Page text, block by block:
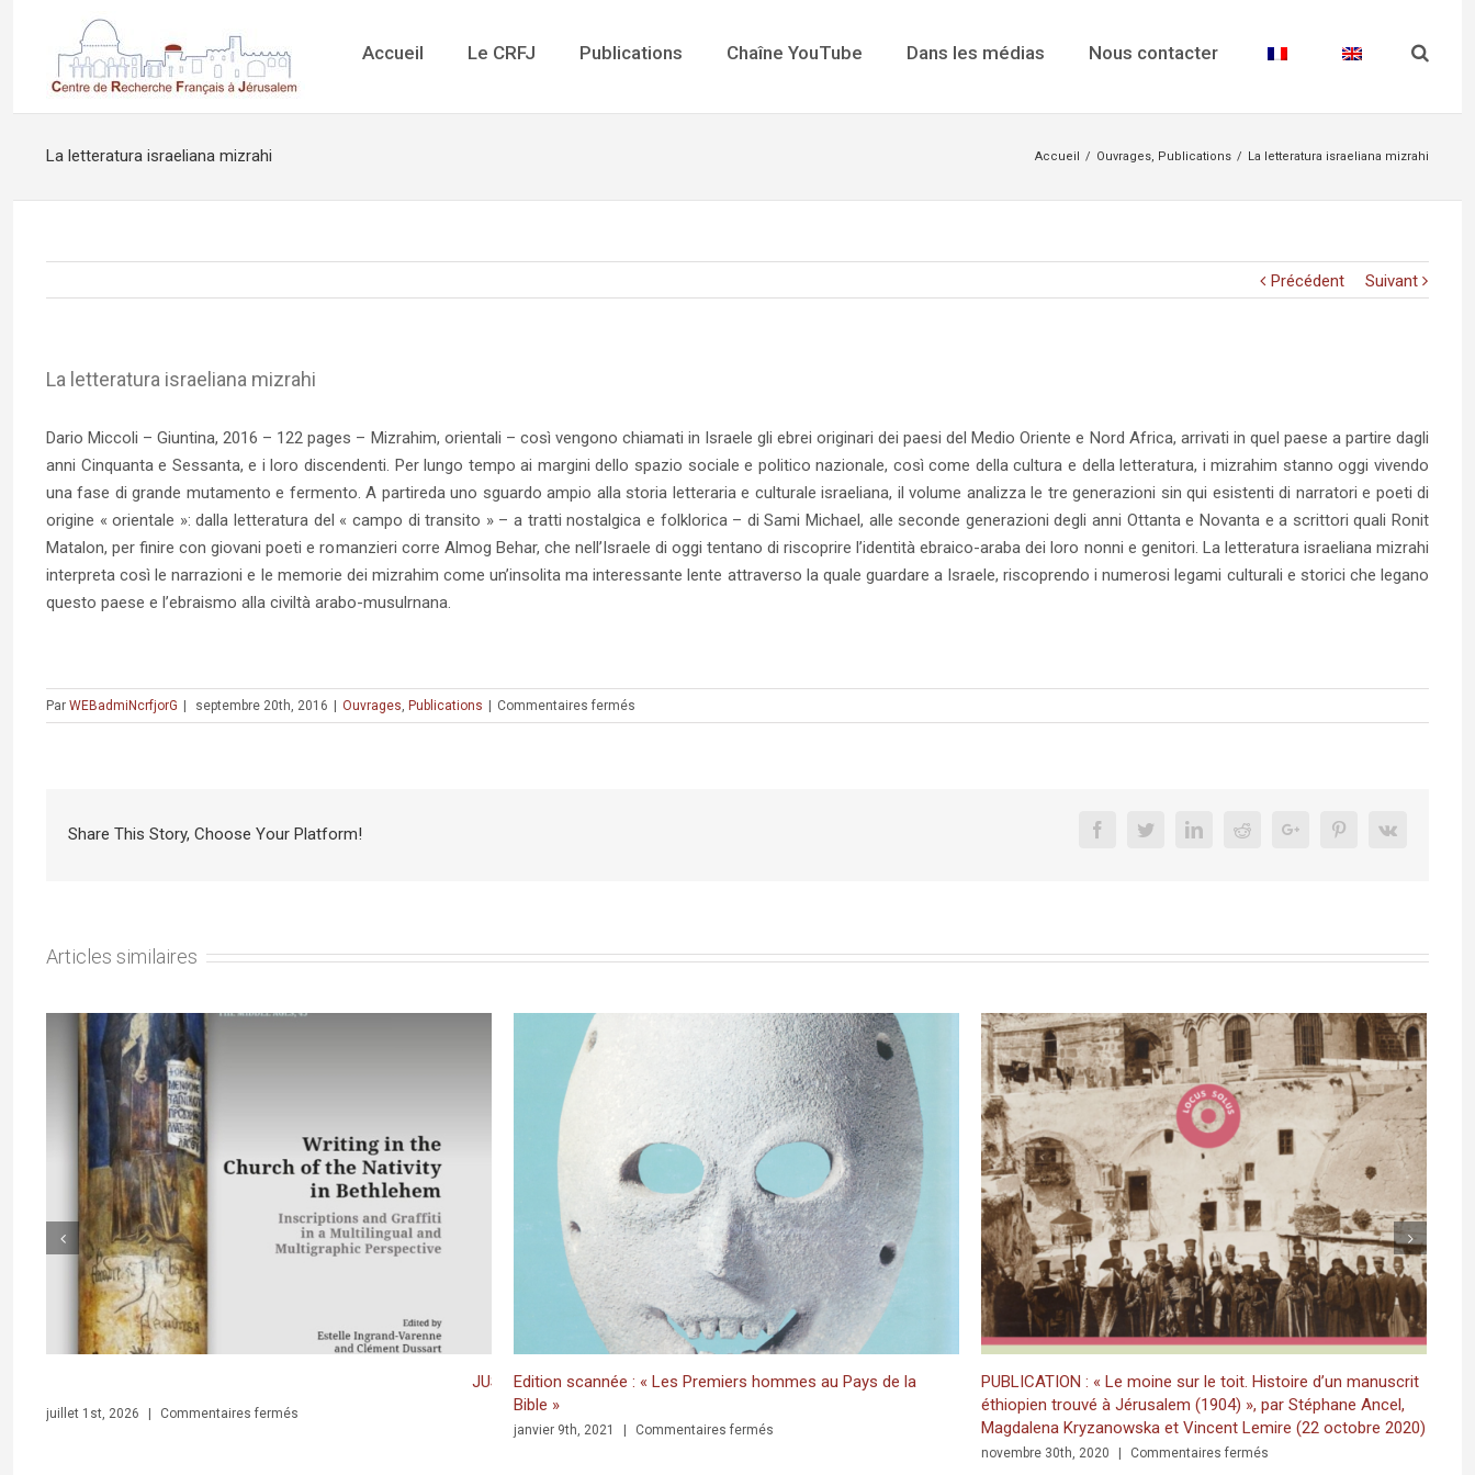
Accueil Le CRFJ Publications Chaîne YouTube Dans les médias Nous contacter
La letteratura israeliana mizrahi Accueil / Ouvrages, Publications / La letteratura israeliana mizrahi
Précédent Suivant
La letteratura israeliana mizrahi
Dario Miccoli – Giuntina, 2016 – 122 pages – Mizrahim, orientali – così vengono chiamati in Israele gli ebrei originari dei paesi del Medio Oriente e Nord Africa, arrivati in quel paese a partire dagli
anni Cinquanta e Sessanta, e i loro discendenti. Per lungo tempo ai margini dello spazio sociale e politico nazionale, così come della cultura e della letteratura, i mizrahim stanno oggi vivendo
una fase di grande mutamento e fermento. A partireda uno sguardo ampio alla storia letteraria e culturale israeliana, il volume analizza le tre generazioni sin qui esistenti di narratori e poeti di
origine « orientale »: dalla letteratura del « campo di transito » – a tratti nostalgica e folklorica – di Sami Michael, alle seconde generazioni degli anni Ottanta e Novanta e a scrittori quali Ronit
Matalon, per finire con giovani poeti e romanzieri corre Almog Behar, che nell’Israele di oggi tentano di riscoprire l’identità ebraico-araba dei loro nonni e genitori. La letteratura israeliana mizrahi
interpreta così le narrazioni e le memorie dei mizrahim come un’insolita ma interessante lente attraverso la quale guardare a Israele, riscoprendo i numerosi legami culturali e storici che legano
questo paese e l’ebraismo alla civiltà arabo-musulrnana.
Par WEBadmiNcrfjorG septembre 20th, 2016 Ouvrages, Publications Commentaires fermés
La
Share This Story, Choose Your Platform! FacebookTwitterLinkedinRedditGoogle+ PinterestVk
Articles similaires
JUST RELEASED: Writing in the Church of the Nativity in Bethlehem. Inscriptions and Graffiti in a Multilingual and Multigraphic Perspective
juillet 1st, 2026 Commentaires ferméssur
in Bethlehem. Inscriptions and Graffiti in a Multilingual and Multigraphic Perspective
Edition scannée : « Les Premiers hommes au Pays de la
Bible »
janvier 9th, 2021 Commentaires ferméssur
PUBLICATION : « Le moine sur le toit. Histoire d’un manuscrit
éthiopien trouvé à Jérusalem (1904) », par Stéphane Ancel,
Magdalena Kryzanowska et Vincent Lemire (22 octobre 2020)
novembre 30th, 2020 Commentaires ferméssur